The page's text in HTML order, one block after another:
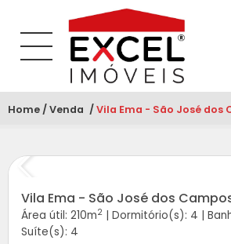
Home Venda Atual:
Vila Ema - São José dos
Vila Ema - São José dos
Área útil: 210m2 | Dormitório(s): 4 |
Suíte(s): 4